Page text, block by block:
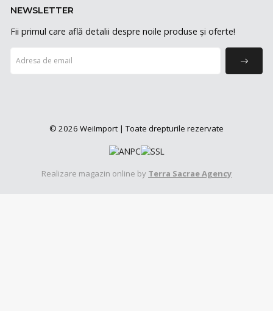
NEWSLETTER
Fii primul care află detalii despre noile produse și oferte!
© 2026 WeiImport | Toate drepturile rezervate
Realizare magazin online by Terra Sacrae Agency